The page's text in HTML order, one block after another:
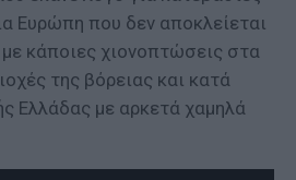
Ευρώπη που δεν αποκλείεται
κάποιες χιονοπτώσεις στα
της βόρειας και κατά
Ελλάδας με αρκετά χαμηλά